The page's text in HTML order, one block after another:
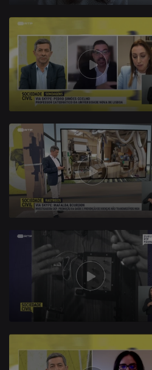
579613